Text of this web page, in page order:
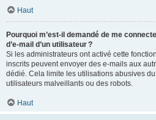
Haut
Pourquoi m’est-il demandé de me
d’e-mail d’un utilisateur ?
Si les administrateurs ont activé cette
inscrits peuvent envoyer des e-mails aux
dédié. Cela limite les utilisations abusives
utilisateurs malveillants ou des robots.
Haut